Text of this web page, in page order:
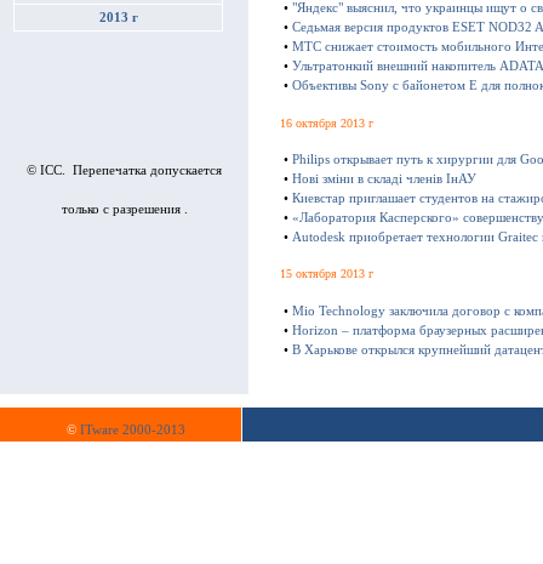
2013 г
© ICC. Перепечатка допускается
только с разрешения .
• "Яндекс" выяснил, что украинцы ищут о
• Седьмая версия продуктов ESET NOD32
• МТС снижает стоимость мобильного
• Ультратонкий внешний накопитель
• Объективы Sony с байонетом E для
16 октября 2013 г
• Philips открывает путь к хирургии для
• Нові зміни в складі членів ІнАУ
• Киевстар приглашает студентов на
• «Лаборатория Касперского»
• Autodesk приобретает технологии
15 октября 2013 г
• Mio Technology заключила договор с
• Horizon – платформа браузерных
• В Харькове открылся крупнейший
© ITware 2000-2013